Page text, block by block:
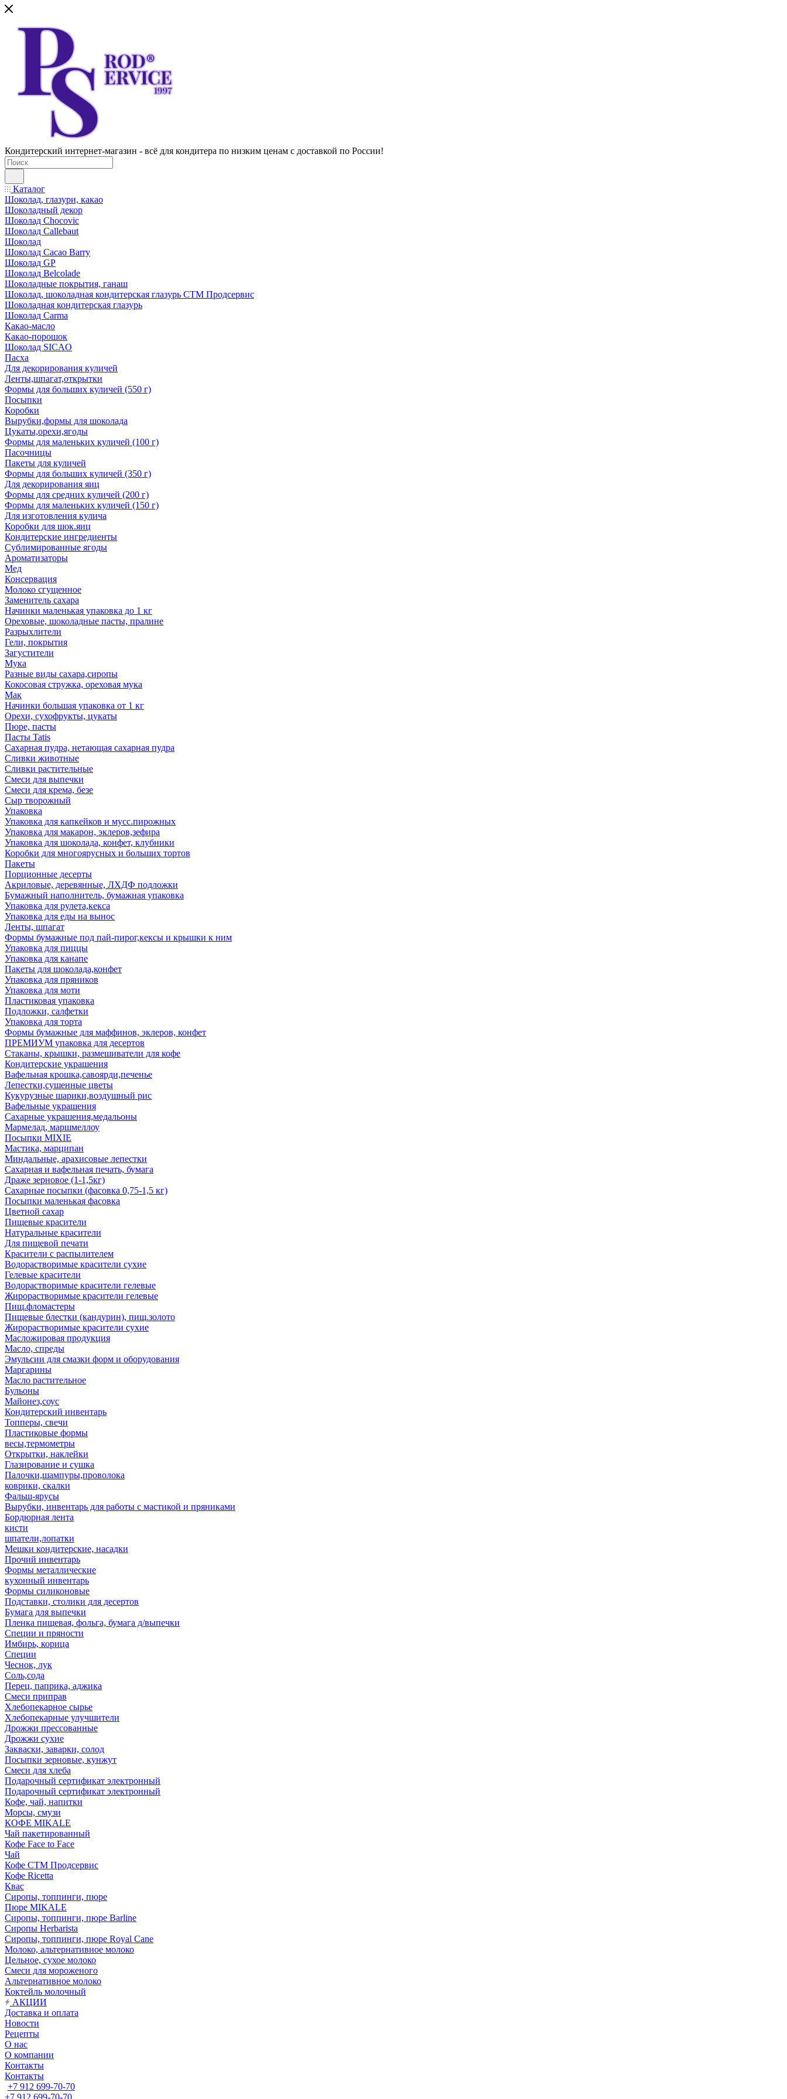
Кондитерский интернет-магазин - всё для кондитера по низким ценам с доставкой по России!
Каталог
Шоколад, глазури, какао
Шоколадный декор
Шоколад Chocovic
Шоколад Callebaut
Шоколад
Шоколад Cacao Barry
Шоколад GP
Шоколад Belcolade
Шоколадные покрытия, ганаш
Шоколад, шоколадная кондитерская глазурь СТМ Продсервис
Шоколадная кондитерская глазурь
Шоколад Carma
Какао-масло
Какао-порошок
Шоколад SICAO
Пасха
Для декорирования куличей
Ленты,шпагат,открытки
Формы для больших куличей (550 г)
Посыпки
Коробки
Вырубки,формы для шоколада
Цукаты,орехи,ягоды
Формы для маленьких куличей (100 г)
Пасочницы
Пакеты для куличей
Формы для больших куличей (350 г)
Для декорирования яиц
Формы для средних куличей (200 г)
Формы для маленьких куличей (150 г)
Для изготовления кулича
Коробки для шок.яиц
Кондитерские ингредиенты
Сублимированные ягоды
Ароматизаторы
Мед
Консервация
Молоко сгущенное
Заменитель сахара
Начинки маленькая упаковка до 1 кг
Ореховые, шоколадные пасты, пралине
Разрыхлители
Гели, покрытия
Загустители
Мука
Разные виды сахара,сиропы
Кокосовая стружка, ореховая мука
Мак
Начинки большая упаковка от 1 кг
Орехи, сухофрукты, цукаты
Пюре, пасты
Пасты Tatis
Сахарная пудра, нетающая сахарная пудра
Сливки животные
Сливки растительные
Смеси для выпечки
Смеси для крема, безе
Сыр творожный
Упаковка
Упаковка для капкейков и мусс.пирожных
Упаковка для макарон, эклеров,зефира
Упаковка для шоколада, конфет, клубники
Коробки для многоярусных и больших тортов
Пакеты
Порционные десерты
Акриловые, деревянные, ЛХДФ подложки
Бумажный наполнитель, бумажная упаковка
Упаковка для рулета,кекса
Упаковка для еды на вынос
Ленты, шпагат
Формы бумажные под пай-пирог,кексы и крышки к ним
Упаковка для пиццы
Упаковка для канапе
Пакеты для шоколада,конфет
Упаковка для пряников
Упаковка для моти
Пластиковая упаковка
Подложки, салфетки
Упаковка для торта
Формы бумажные для маффинов, эклеров, конфет
ПРЕМИУМ упаковка для десертов
Стаканы, крышки, размешиватели для кофе
Кондитерские украшения
Вафельная крошка,савоярди,печенье
Лепестки,сушенные цветы
Кукурузные шарики,воздушный рис
Вафельные украшения
Сахарные украшения,медальоны
Мармелад, маршмеллоу
Посыпки MIXIE
Мастика, марципан
Миндальные, арахисовые лепестки
Сахарная и вафельная печать, бумага
Драже зерновое (1-1,5кг)
Сахарные посыпки (фасовка 0,75-1,5 кг)
Посыпки маленькая фасовка
Цветной сахар
Пищевые красители
Натуральные красители
Для пищевой печати
Красители с распылителем
Водорастворимые красители сухие
Гелевые красители
Водорастворимые красители гелевые
Жирорастворимые красители гелевые
Пищ.фломастеры
Пищевые блестки (кандурин), пищ.золото
Жирорастворимые красители сухие
Масложировая продукция
Масло, спреды
Эмульсии для смазки форм и оборудования
Маргарины
Масло растительное
Бульоны
Майонез,соус
Кондитерский инвентарь
Топперы, свечи
Пластиковые формы
весы,термометры
Открытки, наклейки
Глазирование и сушка
Палочки,шампуры,проволока
коврики, скалки
Фальш-ярусы
Вырубки, инвентарь для работы с мастикой и пряниками
Бордюрная лента
кисти
шпатели,лопатки
Мешки кондитерские, насадки
Прочий инвентарь
Формы металлические
кухонный инвентарь
Формы силиконовые
Подставки, столики для десертов
Бумага для выпечки
Пленка пищевая, фольга, бумага д/выпечки
Специи и пряности
Имбирь, корица
Специи
Чеснок, лук
Соль,сода
Перец, паприка, аджика
Смеси приправ
Хлебопекарное сырье
Хлебопекарные улучшители
Дрожжи прессованные
Дрожжи сухие
Закваски, заварки, солод
Посыпки зерновые, кунжут
Смеси для хлеба
Подарочный сертификат электронный
Подарочный сертификат электронный
Кофе, чай, напитки
Морсы, смузи
КОФЕ MIKALE
Чай пакетированный
Кофе Face to Face
Чай
Кофе СТМ Продсервис
Кофе Ricetta
Квас
Сиропы, топпинги, пюре
Пюре MIKALE
Сиропы, топпинги, пюре Barline
Сиропы Herbarista
Сиропы, топпинги, пюре Royal Cane
Молоко, альтернативное молоко
Цельное, сухое молоко
Смеси для мороженого
Альтернативное молоко
Коктейль молочный
АКЦИИ
Доставка и оплата
Новости
Рецепты
О нас
О компании
Контакты
Контакты
+7 912 699-70-70
+7 912 699-70-70